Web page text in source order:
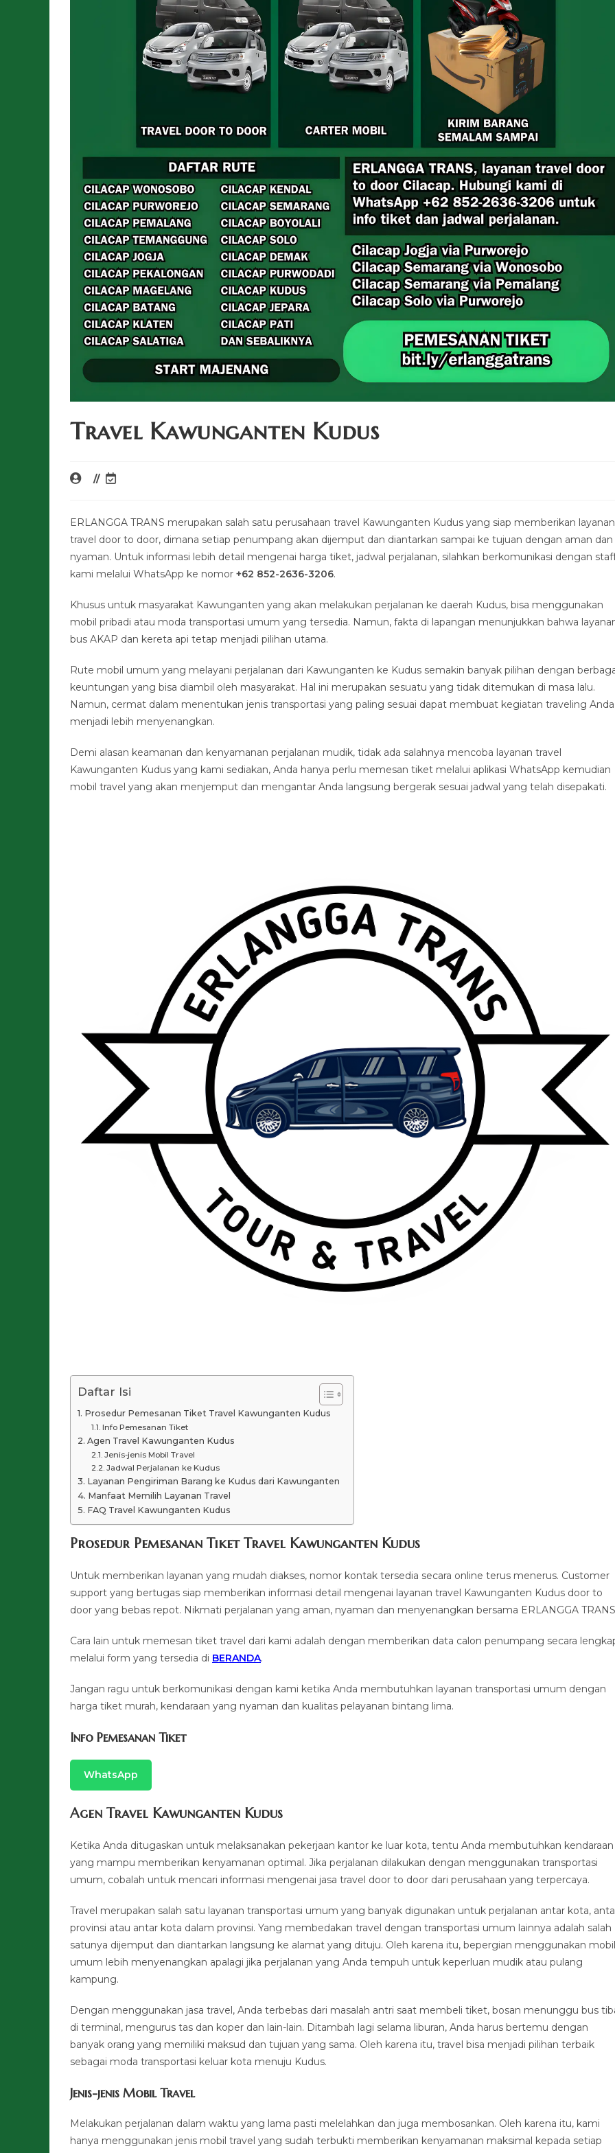
Travel Kawunganten Kudus
ERLANGGA TRANS merupakan salah satu perusahaan travel Kawunganten Kudus yang siap memberikan layanan
travel door to door, dimana setiap penumpang akan dijemput dan diantarkan sampai ke tujuan dengan aman dan
nyaman. Untuk informasi lebih detail mengenai harga tiket, jadwal perjalanan, silahkan berkomunikasi dengan
kami melalui WhatsApp ke nomor +62 852-2636-3206.
Khusus untuk masyarakat Kawunganten yang akan melakukan perjalanan ke daerah Kudus, bisa menggunakan
mobil pribadi atau moda transportasi umum yang tersedia. Namun, fakta di lapangan menunjukkan bahwa
bus AKAP dan kereta api tetap menjadi pilihan utama.
Rute mobil umum yang melayani perjalanan dari Kawunganten ke Kudus semakin banyak pilihan dengan
keuntungan yang bisa diambil oleh masyarakat. Hal ini merupakan sesuatu yang tidak ditemukan di masa lalu.
Namun, cermat dalam menentukan jenis transportasi yang paling sesuai dapat membuat kegiatan traveling Anda
menjadi lebih menyenangkan.
Demi alasan keamanan dan kenyamanan perjalanan mudik, tidak ada salahnya mencoba layanan travel
Kawunganten Kudus yang kami sediakan, Anda hanya perlu memesan tiket melalui aplikasi WhatsApp kemudian
mobil travel yang akan menjemput dan mengantar Anda langsung bergerak sesuai jadwal yang telah disepakati.
Daftar Isi
Prosedur Pemesanan Tiket Travel Kawunganten Kudus
Info Pemesanan Tiket
Agen Travel Kawunganten Kudus
Jenis-jenis Mobil Travel
Jadwal Perjalanan ke Kudus
Layanan Pengiriman Barang ke Kudus dari Kawunganten
Manfaat Memilih Layanan Travel
FAQ Travel Kawunganten Kudus
Prosedur Pemesanan Tiket Travel Kawunganten Kudus
Untuk memberikan layanan yang mudah diakses, nomor kontak tersedia secara online terus menerus. Customer
support yang bertugas siap memberikan informasi detail mengenai layanan travel Kawunganten Kudus door to
door yang bebas repot. Nikmati perjalanan yang aman, nyaman dan menyenangkan bersama ERLANGGA
Cara lain untuk memesan tiket travel dari kami adalah dengan memberikan data calon penumpang secara
melalui form yang tersedia di BERANDA.
Jangan ragu untuk berkomunikasi dengan kami ketika Anda membutuhkan layanan transportasi umum dengan
harga tiket murah, kendaraan yang nyaman dan kualitas pelayanan bintang lima.
Info Pemesanan Tiket
WhatsApp
Agen Travel Kawunganten Kudus
Ketika Anda ditugaskan untuk melaksanakan pekerjaan kantor ke luar kota, tentu Anda membutuhkan kendaraan
yang mampu memberikan kenyamanan optimal. Jika perjalanan dilakukan dengan menggunakan transportasi
umum, cobalah untuk mencari informasi mengenai jasa travel door to door dari perusahaan yang terpercaya.
Travel merupakan salah satu layanan transportasi umum yang banyak digunakan untuk perjalanan antar kota,
provinsi atau antar kota dalam provinsi. Yang membedakan travel dengan transportasi umum lainnya adalah salah
satunya dijemput dan diantarkan langsung ke alamat yang dituju. Oleh karena itu, bepergian menggunakan mobil
umum lebih menyenangkan apalagi jika perjalanan yang Anda tempuh untuk keperluan mudik atau pulang
kampung.
Dengan menggunakan jasa travel, Anda terbebas dari masalah antri saat membeli tiket, bosan menunggu bus
di terminal, mengurus tas dan koper dan lain-lain. Ditambah lagi selama liburan, Anda harus bertemu dengan
banyak orang yang memiliki maksud dan tujuan yang sama. Oleh karena itu, travel bisa menjadi pilihan terbaik
sebagai moda transportasi keluar kota menuju Kudus.
Jenis-jenis Mobil Travel
Melakukan perjalanan dalam waktu yang lama pasti melelahkan dan juga membosankan. Oleh karena itu, kami
hanya menggunakan jenis mobil travel yang sudah terbukti memberikan kenyamanan maksimal kepada setiap